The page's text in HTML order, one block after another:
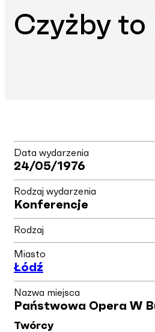
Czyżby to
Data wydarzenia
24/05/1976
Rodzaj wydarzenia
Konferencje
Rodzaj
Miasto
Łódź
Nazwa miejsca
Państwowa Opera W
Twórcy